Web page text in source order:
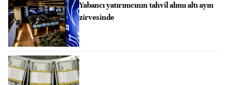
Yabancı yatırımcının tahvil alımı altı ayın
zirvesinde